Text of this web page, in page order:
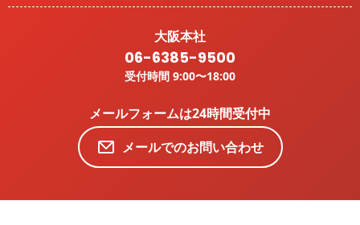
大阪本社
06-6385-9500
受付時間 9:00〜18:00
メールフォームは24時間受付中
メールでのお問い合わせ